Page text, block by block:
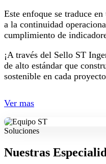
Este enfoque se traduce
a la continuidad
cumplimiento de
¡A través del Sello ST
de alto estándar que
sostenible en cada
Ver mas
Soluciones
Nuestras